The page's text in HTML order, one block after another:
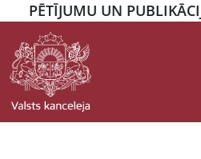
PĒTĪJUMU UN